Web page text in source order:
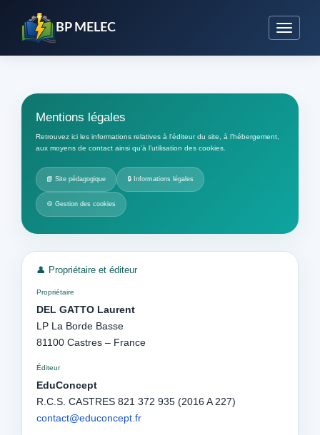
BP MELEC
Mentions légales
Retrouvez ici les informations relatives à l’éditeur du site, à l’hébergement,
aux moyens de contact ainsi qu’à l’utilisation des cookies.
📘 Site pédagogique 🔒 Informations légales
🍪 Gestion des cookies
👤 Propriétaire et éditeur
Propriétaire
DEL GATTO Laurent
LP La Borde Basse
81100 Castres – France
Éditeur
EduConcept
R.C.S. CASTRES 821 372 935 (2016 A 227)
contact@educoncept.fr